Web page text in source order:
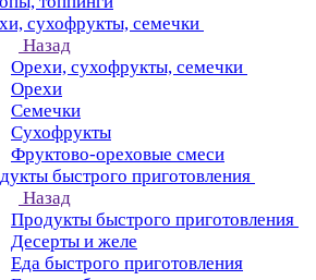
сухофрукты, семечки
Назад
Орехи, сухофрукты, семечки
Орехи
Семечки
Сухофрукты
Фруктово-ореховые смеси
быстрого приготовления
Назад
Продукты быстрого приготовления
Десерты и желе
Еда быстрого приготовления